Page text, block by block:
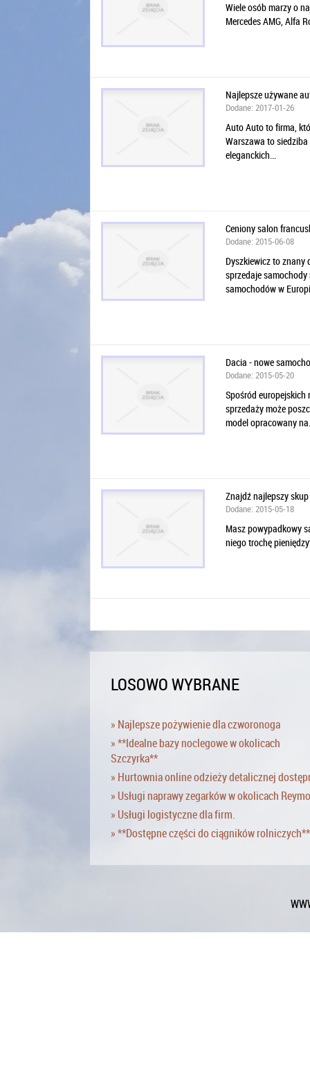
Wiele osób marzy o
Mercedes AMG, Alfa
Najlepsze używane
Dodane: 2017-01-26
Auto Auto to firma,
Warszawa to
eleganckich...
Ceniony salon
Dodane: 2015-06-08
Dyszkiewicz to znany
sprzedaje
samochodów w
Dacia - nowe
Dodane: 2015-05-20
Spośród
sprzedaży może
model opracowany
Znajdź najlepszy
Dodane: 2015-05-18
Masz powypadkowy
niego trochę
LOSOWO WYBRANE
» Najlepsze pożywienie dla czworonoga
» **Idealne bazy noclegowe w okolicach
Szczyrka**
» Hurtownia online odzieży detalicznej
» Usługi naprawy zegarków w okolicach
» Usługi logistyczne dla firm.
» **Dostępne części do ciągników rolniczych**